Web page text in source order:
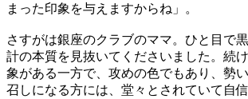
まった印象を与えますからね」。
さすがは銀座のクラブのママ。ひと目で
計の本質を見抜いてくださいました。続
象がある一方で、攻めの色でもあり、勢
召しになる方には、堂々とされていて自